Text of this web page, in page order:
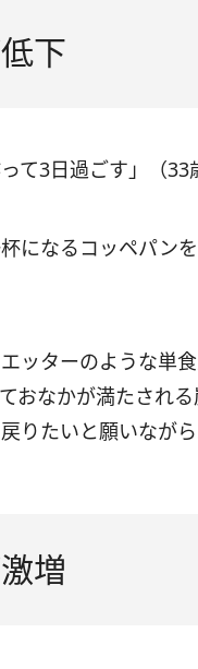
下
て3日過ごす」（33
になるコッペパン
ッターのような単
おなかが満たされ
りたいと願いなが
増